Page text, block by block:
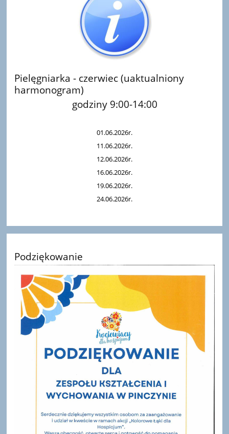
Pielęgniarka - czerwiec (uaktualniony
harmonogram)
godziny 9:00-14:00
01.06.2026r.
11.06.2026r.
12.06.2026r.
16.06.2026r.
19.06.2026r.
24.06.2026r.
Podziękowanie